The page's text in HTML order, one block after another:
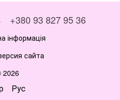
+380 93 827 95 36
інформація
сайта
2026
Рус